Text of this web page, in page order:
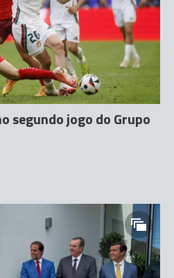
segundo jogo do Grupo